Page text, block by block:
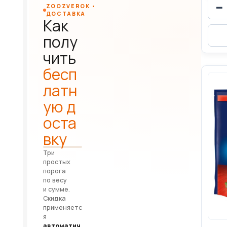
−
ZOOZVEROK •
ДОСТАВКА
Как
полу
чить
бесп
латн
ую д
оста
вку
Три
простых
порога
по весу
и сумме.
Скидка
применяетс
я